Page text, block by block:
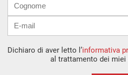
Dichiaro di aver letto l’informativa
al trattamento dei miei